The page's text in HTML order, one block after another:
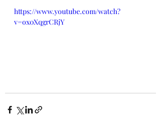
https://www.youtube.com/watch?
v=ox0XqgrCRjY